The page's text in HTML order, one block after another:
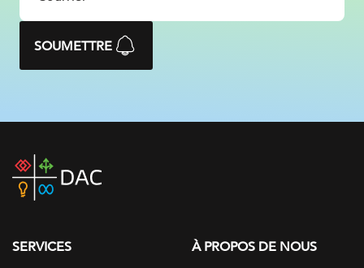
SOUMETTRE
DAC
home
SERVICES
À PROPOS DE NOUS